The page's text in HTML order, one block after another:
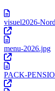
visuel2026-
menu-2026.jpg
PACK-